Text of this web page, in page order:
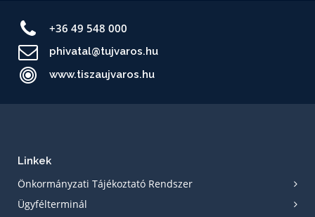
+36 49 548 000
phivatal@tujvaros.hu
www.tiszaujvaros.hu
Linkek
Önkormányzati Tájékoztató Rendszer
Ügyfélterminál